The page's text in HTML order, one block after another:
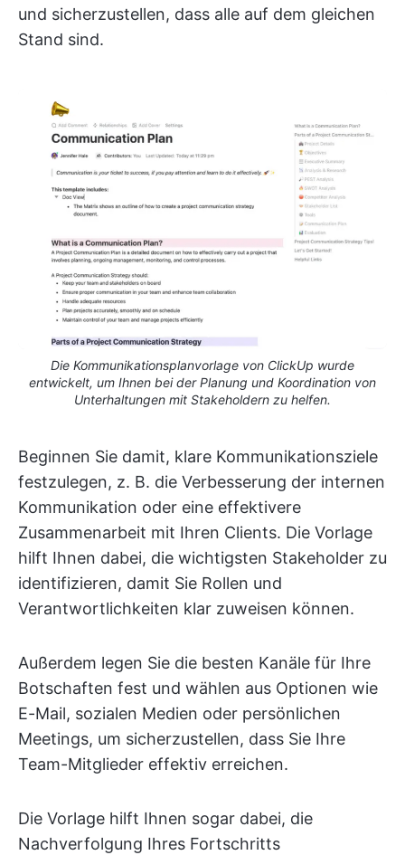
und sicherzustellen, dass alle auf dem gleichen
Stand sind.
Die Kommunikationsplanvorlage von ClickUp wurde
entwickelt, um Ihnen bei der Planung und Koordination von
Unterhaltungen mit Stakeholdern zu helfen.
Beginnen Sie damit, klare Kommunikationsziele
festzulegen, z. B. die Verbesserung der internen
Kommunikation oder eine effektivere
Zusammenarbeit mit Ihren Clients. Die Vorlage
hilft Ihnen dabei, die wichtigsten Stakeholder zu
identifizieren, damit Sie Rollen und
Verantwortlichkeiten klar zuweisen können.
Außerdem legen Sie die besten Kanäle für Ihre
Botschaften fest und wählen aus Optionen wie
E-Mail, sozialen Medien oder persönlichen
Meetings, um sicherzustellen, dass Sie Ihre
Team-Mitglieder effektiv erreichen.
Die Vorlage hilft Ihnen sogar dabei, die
Nachverfolgung Ihres Fortschritts